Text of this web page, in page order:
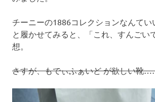
チーニーの1886コレクションなんてい
と履かせてみると、「これ、すんごい
想。
さすが、もでぃふぁいど が欲しい靴